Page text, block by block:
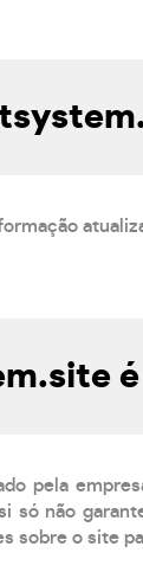
é
pela
só não
sobre o site